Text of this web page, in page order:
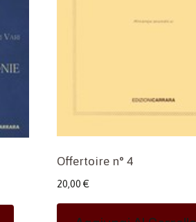
Offertoire n° 4
20,00 €